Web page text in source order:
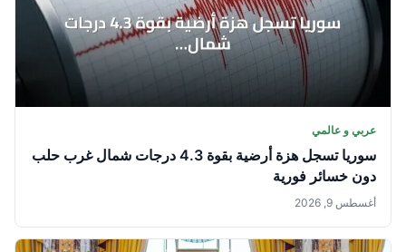
عربي و عالمي
سوريا تسجل هزة أرضية بقوة 4.3 درجات شمال غرب حلب
دون خسائر فورية
أغسطس 9, 2026